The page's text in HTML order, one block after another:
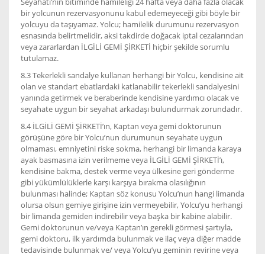
bir yolcunun rezervasyonunu kabul edemeyeceği gibi böyle bir
yolcuyu da taşıyamaz. Yolcu; hamilelik durumunu rezervasyon
esnasında belirtmelidir, aksi takdirde doğacak iptal cezalarından
veya zararlardan İLGİLİ GEMİ ŞİRKETİ hiçbir şekilde sorumlu
tutulamaz.
8.3 Tekerlekli sandalye kullanan herhangi bir Yolcu, kendisine ait
olan ve standart ebatlardaki katlanabilir tekerlekli sandalyesini
yanında getirmek ve beraberinde kendisine yardımcı olacak ve
seyahate uygun bir seyahat arkadaşı bulundurmak zorundadır.
8.4 İLGİLİ GEMİ ŞİRKETİ’ın, Kaptan veya gemi doktorunun
görüşüne göre bir Yolcu’nun durumunun seyahate uygun
olmaması, emniyetini riske sokma, herhangi bir limanda karaya
ayak basmasına izin verilmeme veya İLGİLİ GEMİ ŞİRKETİ’ı,
kendisine bakma, destek verme veya ülkesine geri gönderme
gibi yükümlülüklerle karşı karşıya bırakma olasılığının
bulunması halinde; Kaptan söz konusu Yolcu’nun hangi limanda
olursa olsun gemiye girişine izin vermeyebilir, Yolcu’yu herhangi
bir limanda gemiden indirebilir veya başka bir kabine alabilir.
Gemi doktorunun ve/veya Kaptan’ın gerekli görmesi şartıyla,
gemi doktoru, ilk yardımda bulunmak ve ilaç veya diğer madde
tedavisinde bulunmak ve/ veya Yolcu’yu geminin revirine veya